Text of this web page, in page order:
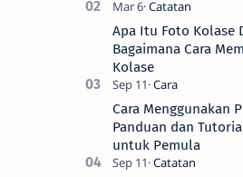
Berkibar? Nah, berikut
kumpulan video animasi
Negara Kesatuan
Apa Itu Foto Kolase
Bagaimana Cara
Kolase
Cara Menggunakan
Panduan dan
untuk Pemula